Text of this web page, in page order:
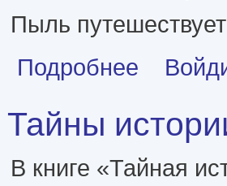
Пыль
Подробнее о Пыль. История
Тайны
В книге «Тайная